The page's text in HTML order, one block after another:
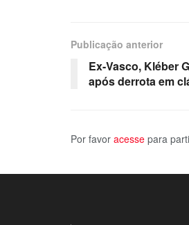
Publicação anterior
Ex-Vasco, Kléber
após derrota em
Por favor acesse para